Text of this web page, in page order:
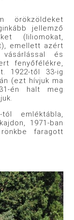
örökzöldeket
jellemző
(liliomokat,
emellett azért
és
fenyőfélékre,
1922-től 33-ig
(ezt hívjuk ma
én halt meg
tól emléktábla,
1971-ban
faragott